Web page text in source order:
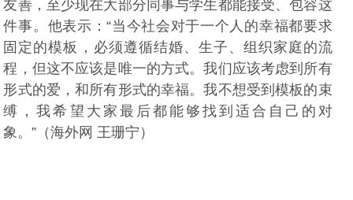
友善，至少现在大部分同事与学生都能接受、包容这
件事。他表示：“当今社会对于一个人的幸福都要求
固定的模板，必须遵循结婚、生子、组织家庭的流
程，但这不应该是唯一的方式。我们应该考虑到所有
形式的爱，和所有形式的幸福。我不想受到模板的束
缚，我希望大家最后都能够找到适合自己的对
象。”（海外网 王珊宁）